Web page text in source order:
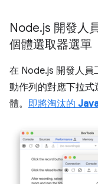
Node.js 開發人
個體選取器選單
在 Node.js 開發人員
動作列的對應下拉
體。 即將淘汰的